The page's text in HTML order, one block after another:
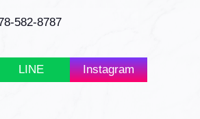
582-8787
LINE Instagram